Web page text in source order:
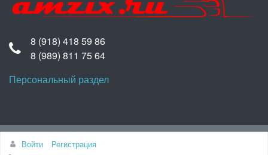
8 (918) 418 59 86
8 (989) 811 75 64
Персональный раздел
© Интернет-магазин AMZIX.RU, 2022
Войти
Регистрация